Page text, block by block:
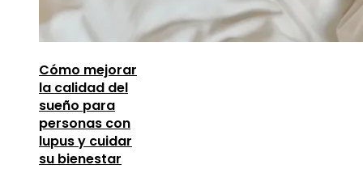
Cómo mejorar
la calidad del
sueño para
personas con
lupus y cuidar
su bienestar